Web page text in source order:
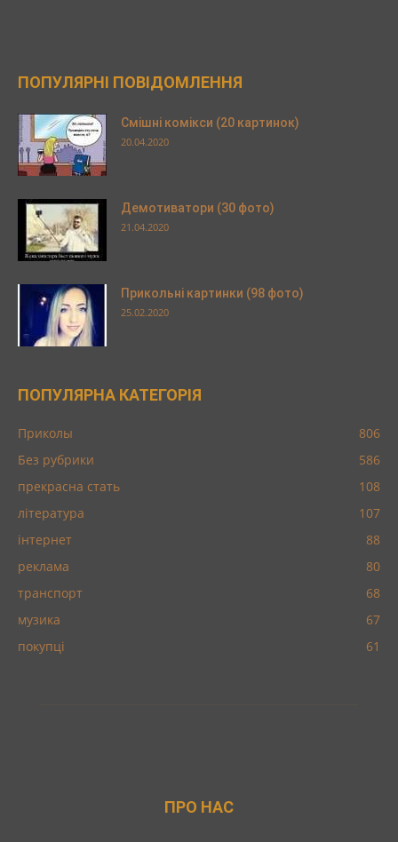
ПОПУЛЯРНІ ПОВІДОМЛЕННЯ
Смішні комікси (20 картинок)
20.04.2020
Демотиватори (30 фото)
21.04.2020
Прикольні картинки (98 фото)
25.02.2020
ПОПУЛЯРНА КАТЕГОРІЯ
Приколы
806
Без рубрики
586
прекрасна стать
108
література
107
інтернет
88
реклама
80
транспорт
68
музика
67
покупці
61
ПРО НАС